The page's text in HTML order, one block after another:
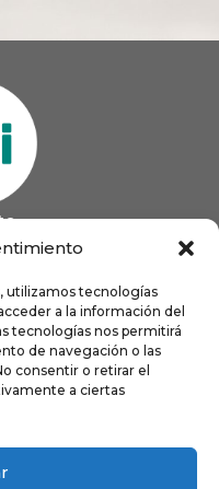
utilizamos tecnologías
a la información del
tecnologías nos permitirá
de navegación o las
consentir o retirar el
a ciertas
9:00 a 13:00 - 16:00 a 21:00
a 13:00 - 16:00 a 20:00
9:00 a 14:00 - 16:00 a 19:00
9:00 a 13:00 - 16:00 a 19:00